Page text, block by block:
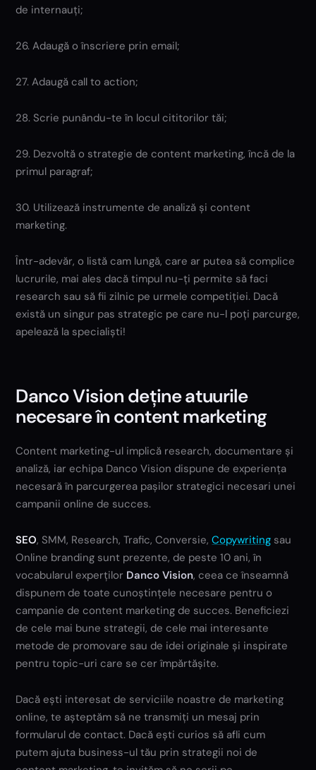
de internauți;
26. Adaugă o înscriere prin email;
27. Adaugă call to action;
28. Scrie punându-te în locul cititorilor tăi;
29. Dezvoltă o strategie de content marketing, încă de la
primul paragraf;
30. Utilizează instrumente de analiză și content
marketing.
Într-adevăr, o listă cam lungă, care ar putea să complice
lucrurile, mai ales dacă timpul nu-ți permite să faci
research sau să fii zilnic pe urmele competiției. Dacă
există un singur pas strategic pe care nu-l poți parcurge,
apelează la specialiști!
Danco Vision deține atuurile
necesare în content marketing
Content marketing-ul implică research, documentare și
analiză, iar echipa Danco Vision dispune de experiența
necesară în parcurgerea pașilor strategici necesari unei
campanii online de succes.
SEO, SMM, Research, Trafic, Conversie,Copywriting sau
Online branding sunt prezente, de peste 10 ani, în
vocabularul experților Danco Vision, ceea ce înseamnă
dispunem de toate cunoștințele necesare pentru o
campanie de content marketing de succes. Beneficiezi
de cele mai bune strategii, de cele mai interesante
metode de promovare sau de idei originale și inspirate
pentru topic-uri care se cer împărtășite.
Dacă ești interesat de serviciile noastre de marketing
online, te așteptăm să ne transmiți un mesaj prin
formularul de contact. Dacă ești curios să afli cum
putem ajuta business-ul tău prin strategii noi de